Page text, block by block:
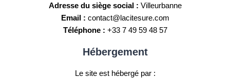
Adresse du siège social : Villeurbanne
Email : contact@lacitesure.com
Téléphone : +33 7 49 59 48 57
Hébergement
Le site est hébergé par :